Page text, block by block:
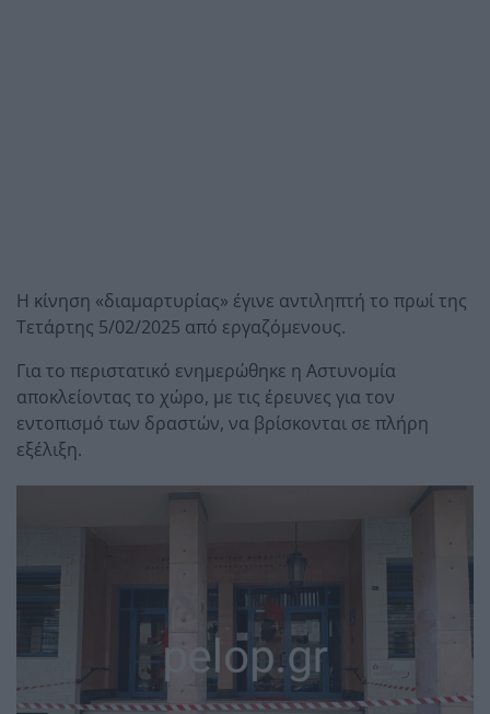
Η κίνηση «διαμαρτυρίας» έγινε αντιληπτή το πρωί της
Τετάρτης 5/02/2025 από εργαζόμενους.
Για το περιστατικό ενημερώθηκε η Αστυνομία
αποκλείοντας το χώρο, με τις έρευνες για τον
εντοπισμό των δραστών, να βρίσκονται σε πλήρη
εξέλιξη.